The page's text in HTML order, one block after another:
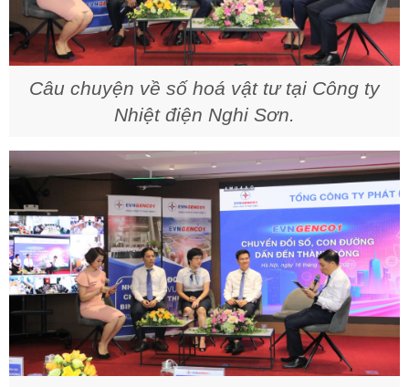
Câu chuyện về số hoá vật tư tại Công ty
Nhiệt điện Nghi Sơn.